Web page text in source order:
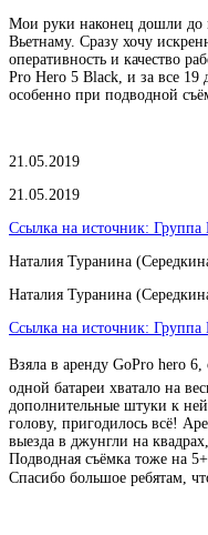
Мои руки наконец дошли до
Вьетнаму. Сразу хочу
оперативность и качество
Pro Hero 5 Black, и за все 19
особенно при подводной
21.05.2019
21.05.2019
Ссылка на источник: Группа
Наталия Туранина
Наталия Туранина
Ссылка на источник: Группа
Взяла в аренду GoPro hero
одной батареи хватало на
дополнительные штуки к
голову, пригодилось всё!
выезда в джунгли на
Подводная съёмка тоже на
Спасибо большое ребятам,